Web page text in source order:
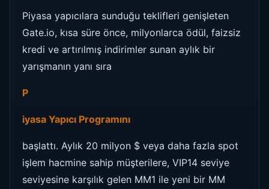
Piyasa yapıcılara sunduğu teklifleri genişleten
Gate.io, kısa süre önce, milyonlarca ödül, faizsiz
kredi ve artırılmış indirimler sunan aylık bir
yarışmanın yanı sıra
P
iyasa Yapıcı Programını
başlattı. Aylık 20 milyon $ veya daha fazla spot
işlem hacmine sahip müşterilere, VIP14 seviye
seviyesine karşılık gelen MM1 ile yeni bir MM